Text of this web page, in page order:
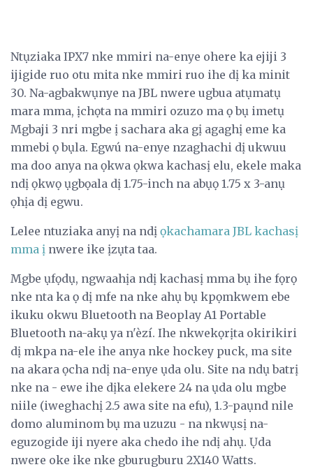
Ntụziaka IPX7 nke mmiri na-enye ohere ka ejiji 3
ijigide ruo otu mita nke mmiri ruo ihe dị ka minit
30. Na-agbakwụnye na JBL nwere ugbua atụmatụ
mara mma, ịchọta na mmiri ozuzo ma ọ bụ imetụ
Mgbaji 3 nri mgbe ị sachara aka gị agaghị eme ka
mmebi ọ bụla. Egwú na-enye nzaghachi dị ukwuu
ma doo anya na ọkwa ọkwa kachasị elu, ekele maka
ndị ọkwọ ụgbọala dị 1.75-inch na abụọ 1.75 x 3-anụ
ọhịa dị egwu.
Lelee ntuziaka anyị na ndị ọkachamara JBL kachasị
mma ị nwere ike ịzụta taa.
Mgbe ụfọdụ, ngwaahịa ndị kachasị mma bụ ihe fọrọ
nke nta ka ọ dị mfe na nke ahụ bụ kpọmkwem ebe
ikuku okwu Bluetooth na Beoplay A1 Portable
Bluetooth na-akụ ya n'èzí. Ihe nkwekọrịta okirikiri
dị mkpa na-ele ihe anya nke hockey puck, ma site
na akara ọcha ndị na-enye ụda olu. Site na ndụ batrị
nke na - ewe ihe dịka elekere 24 na ụda olu mgbe
niile (iweghachị 2.5 awa site na efu), 1.3-paụnd nile
domo aluminom bụ ma uzuzu - na nkwụsị na-
eguzogide iji nyere aka chedo ihe ndị ahụ. Ụda
nwere oke ike nke gburugburu 2X140 Watts.